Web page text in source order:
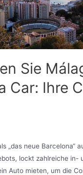
Sie
Car: Ihre
„das neue Barcelona“
lockt zahlreiche in-
Auto mieten, um die